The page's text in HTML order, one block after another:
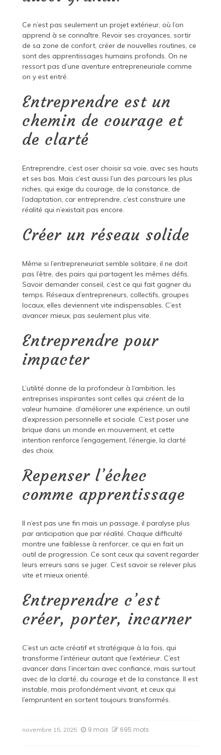
Ce n’est pas seulement un projet extérieur, où l’on
apprend à se connaître. Revoir ses croyances, sortir
de sa zone de confort, créer de nouvelles routines, ce
sont des apprentissages humains profonds. On ne
ressort pas d’une aventure entrepreneuriale comme
on y est entré.
Entreprendre est un
chemin de courage et
de clarté
Entreprendre, c’est oser choisir sa voie, avec ses hauts
et ses bas. Mais c’est aussi l’un des parcours les plus
riches, qui exige du courage, de la constance, de
l’adaptation, car entreprendre, c’est construire une
réalité qui n’existait pas encore.
Créer un réseau solide
Même si l’entrepreneuriat semble solitaire, il ne doit
pas l’être, des pairs qui partagent les mêmes défis.
Savoir demander conseil, c’est ce qui fait gagner du
temps. Réseaux d’entrepreneurs, collectifs, groupes
locaux, elles deviennent vite indispensables. C’est
avancer mieux, pas seulement plus vite.
Entreprendre pour
impacter
L’utilité donne de la profondeur à l’ambition, les
entreprises inspirantes sont celles qui créent de la
valeur humaine. d’améliorer une expérience, un outil
d’expression personnelle et sociale. C’est poser une
brique dans un monde en mouvement, et cette
intention renforce l’engagement, l’énergie, la clarté
des choix.
Repenser l’échec
comme apprentissage
Il n’est pas une fin mais un passage, il paralyse plus
par anticipation que par réalité. Chaque difficulté
montre une faiblesse à renforcer, ce qui en fait un
outil de progression. Ce sont ceux qui savent regarder
leurs erreurs sans se juger. C’est savoir se relever plus
vite et mieux orienté.
Entreprendre c’est
créer, porter, incarner
C’est un acte créatif et stratégique à la fois, qui
transforme l’intérieur autant que l’extérieur. C’est
avancer dans l’incertain avec confiance, mais surtout
avec de la clarté, du courage et de la constance. Il est
instable, mais profondément vivant, et ceux qui
l’empruntent en sortent toujours transformés.
novembre 15, 2025 9 mois 695 mots